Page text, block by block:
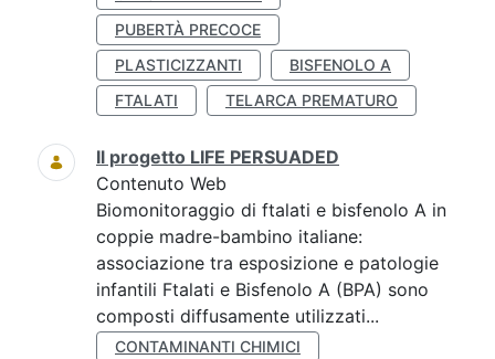
PUBERTÀ PRECOCE
PLASTICIZZANTI
BISFENOLO A
FTALATI
TELARCA PREMATURO
Il progetto LIFE PERSUADED
Contenuto Web
Biomonitoraggio di ftalati e bisfenolo A in
coppie madre-bambino italiane:
associazione tra esposizione e patologie
infantili Ftalati e Bisfenolo A (BPA) sono
composti diffusamente utilizzati...
CONTAMINANTI CHIMICI